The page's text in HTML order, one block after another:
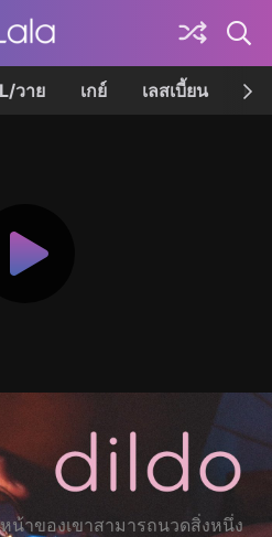
วาย เกย์ เลสเบี้ยน เค
าของเขาสามารถนวดสิ่งหนึ่ง